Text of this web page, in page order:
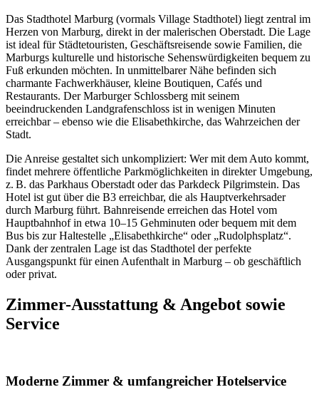
Das Stadthotel Marburg (vormals Village Stadthotel) liegt zentral im
Herzen von Marburg, direkt in der malerischen Oberstadt. Die Lage
ist ideal für Städtetouristen, Geschäftsreisende sowie Familien, die
Marburgs kulturelle und historische Sehenswürdigkeiten bequem zu
Fuß erkunden möchten. In unmittelbarer Nähe befinden sich
charmante Fachwerkhäuser, kleine Boutiquen, Cafés und
Restaurants. Der Marburger Schlossberg mit seinem
beeindruckenden Landgrafenschloss ist in wenigen Minuten
erreichbar – ebenso wie die Elisabethkirche, das Wahrzeichen der
Stadt.
Die Anreise gestaltet sich unkompliziert: Wer mit dem Auto kommt,
findet mehrere öffentliche Parkmöglichkeiten in direkter Umgebung,
z. B. das Parkhaus Oberstadt oder das Parkdeck Pilgrimstein. Das
Hotel ist gut über die B3 erreichbar, die als Hauptverkehrsader
durch Marburg führt. Bahnreisende erreichen das Hotel vom
Hauptbahnhof in etwa 10–15 Gehminuten oder bequem mit dem
Bus bis zur Haltestelle „Elisabethkirche“ oder „Rudolphsplatz“.
Dank der zentralen Lage ist das Stadthotel der perfekte
Ausgangspunkt für einen Aufenthalt in Marburg – ob geschäftlich
oder privat.
Zimmer-Ausstattung & Angebot sowie
Service
Moderne Zimmer & umfangreicher Hotelservice